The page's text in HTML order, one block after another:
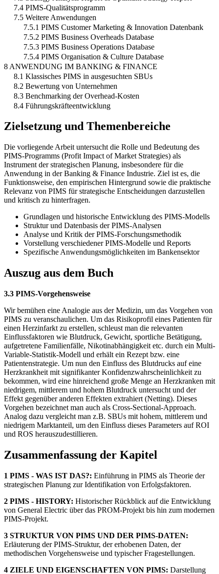
7.4 PIMS-Qualitätsprogramm
7.5 Weitere Anwendungen
7.5.1 PIMS Customer Marketing & Innovation Datenbank
7.5.2 PIMS Business Overheads Database
7.5.3 PIMS Business Operations Database
7.5.4 PIMS Organisation & Culture Database
8 ANWENDUNG IM BANKING & FINANCE
8.1 Klassisches PIMS in ausgesuchten SBUs
8.2 Bewertung von Unternehmen
8.3 Benchmarking der Overhead-Kosten
8.4 Führungskräfteentwicklung
Zielsetzung und Themenbereiche
Die vorliegende Arbeit untersucht die Rolle und Bedeutung des
PIMS-Programms (Profit Impact of Market Strategies) als
Instrument der strategischen Planung, insbesondere für die
Anwendung in der Banking & Finance Industrie. Ziel ist es, die
Funktionsweise, den empirischen Hintergrund sowie die praktische
Relevanz von PIMS für strategische Entscheidungen darzustellen
und kritisch zu hinterfragen.
Grundlagen und historische Entwicklung des PIMS-Modells
Struktur und Datenbasis der PIMS-Analysen
Analyse und Kritik der PIMS-Forschungsmethodik
Vorstellung verschiedener PIMS-Modelle und Reports
Spezifische Anwendungsmöglichkeiten im Bankensektor
Auszug aus dem Buch
3.3 PIMS-Vorgehensweise
Wir bemühen eine Analogie aus der Medizin, um das Vorgehen von
PIMS zu veranschaulichen. Um das Risikoprofil eines Patienten für
einen Herzinfarkt zu erstellen, schleust man die relevanten
Einflussfaktoren wie Blutdruck, Gewicht, sportliche Betätigung,
aufgetretene Familienfälle, Nikotinabhängigkeit etc. durch ein Multi-
Variable-Statistik-Modell und erhält ein Rezept bzw. eine
Patientenstrategie. Um nun den Einfluss des Blutdrucks auf eine
Herzkrankheit mit signifikanter Konfidenzwahrscheinlichkeit zu
bekommen, wird eine hinreichend große Menge an Herzkranken mit
niedrigem, mittlerem und hohem Blutdruck untersucht und der
Effekt gegenüber anderen Effekten extrahiert (Netting). Dieses
Vorgehen bezeichnet man auch als Cross-Sectional-Approach.
Analog dazu vergleicht man z.B. SBUs mit hohem, mittlerem und
niedrigem Marktanteil, um den Einfluss dieses Parameters auf ROI
und ROS herauszudestillieren.
Zusammenfassung der Kapitel
1 PIMS - WAS IST DAS?: Einführung in PIMS als Theorie der
strategischen Planung zur Identifikation von Erfolgsfaktoren.
2 PIMS - HISTORY: Historischer Rückblick auf die Entwicklung
von General Electric über das PROM-Projekt bis hin zum modernen
PIMS-Projekt.
3 STRUKTUR VON PIMS UND DER PIMS-DATEN:
Erläuterung der PIMS-Struktur, der erhobenen Daten, der
methodischen Vorgehensweise und typischer Fragestellungen.
4 ZIELE UND EIGENSCHAFTEN VON PIMS: Darstellung